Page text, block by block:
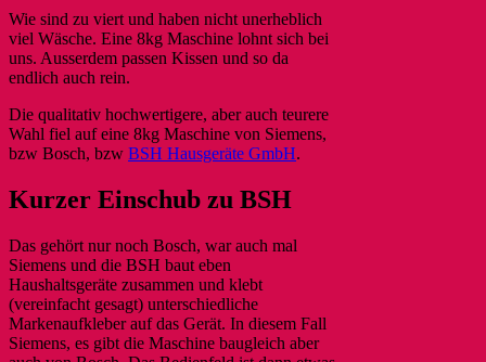
Wie sind zu viert und haben nicht unerheblich
viel Wäsche. Eine 8kg Maschine lohnt sich bei
uns. Ausserdem passen Kissen und so da
endlich auch rein.
Die qualitativ hochwertigere, aber auch teurere
Wahl fiel auf eine 8kg Maschine von Siemens,
bzw Bosch, bzw BSH Hausgeräte GmbH.
Kurzer Einschub zu BSH
Das gehört nur noch Bosch, war auch mal
Siemens und die BSH baut eben
Haushaltsgeräte zusammen und klebt
(vereinfacht gesagt) unterschiedliche
Markenaufkleber auf das Gerät. In diesem Fall
Siemens, es gibt die Maschine baugleich aber